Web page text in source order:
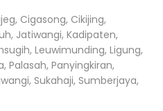
Cigasong, Cikijing,
Jatiwangi, Kadipaten,
Leuwimunding, Ligung,
Palasah, Panyingkiran,
Sukahaji, Sumberjaya,